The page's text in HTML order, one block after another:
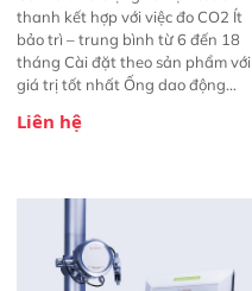
thanh kết hợp với việc đo CO2 Ít
bảo trì – trung bình từ 6 đến 18
tháng Cài đặt theo sản phẩm với
giá trị tốt nhất Ống dao động
Liên hệ